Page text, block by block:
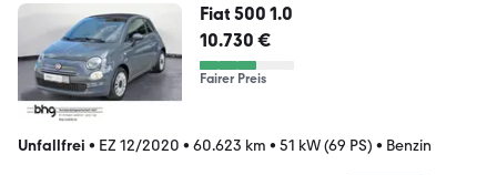
Fiat 500 1.0
10.730 €
Fairer Preis
Unfallfrei • EZ 12/2020 • 60.623 km • 51 kW (69 PS) • Benzin